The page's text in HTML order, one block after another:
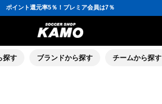
ポイント還元率5％！プレミア会員は7％
にはお誕生月に「10％OFFクーポン」プレゼント！
円(税込)以上でシューズケースプレゼント！
3,300円(税込)以上で送料無料！
ポイント還元率5％！プレミア会員は7％
にはお誕生月に「10％OFFクーポン」プレゼント！
探す ブランドから探す チームから探す